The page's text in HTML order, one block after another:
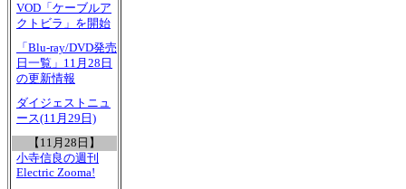
VOD「ケーブルア
クトビラ」を開始
「Blu-ray/DVD発売
日一覧」11月28日
の更新情報
ダイジェストニュ
ース(11月29日)
【11月28日】
小寺信良の週刊
Electric Zooma!